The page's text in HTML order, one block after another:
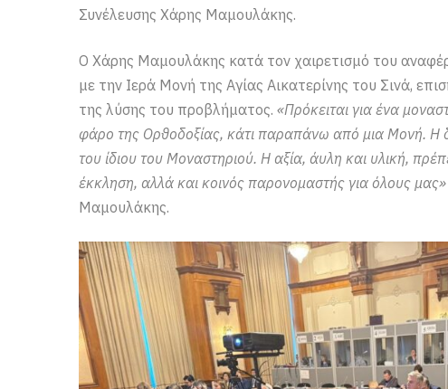
Συνέλευσης Χάρης Μαμουλάκης.
Ο Χάρης Μαμουλάκης κατά τον χαιρετισμό του
με την Ιερά Μονή της Αγίας Αικατερίνης του Σινά,
της λύσης του προβλήματος. «Πρόκειται για ένα
φάρο της Ορθοδοξίας, κάτι παραπάνω από μια Μονή. Η
του ίδιου του Μοναστηριού. Η αξία, άυλη και υλική,
έκκληση, αλλά και κοινός παρονομαστής για όλους μας»
Μαμουλάκης.